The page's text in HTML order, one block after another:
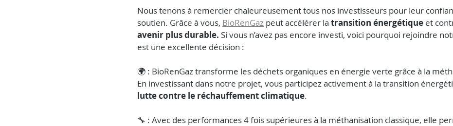
Nous tenons à remercier chaleureusement tous nos investisseurs pour leur
soutien. Grâce à vous, BioRenGaz peut accélérer la transition énergétique et
avenir plus durable. Si vous n’avez pas encore investi, voici pourquoi rejoindre
est une excellente décision :
🌍 : BioRenGaz transforme les déchets organiques en énergie verte grâce à la
En investissant dans notre projet, vous participez activement à la transition
lutte contre le réchauffement climatique.
🔧 : Avec des performances 4 fois supérieures à la méthanisation classique, elle